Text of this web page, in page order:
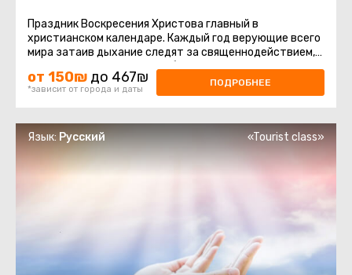
Праздник Воскресения Христова главный в
христианском календаре. Каждый год верующие всего
мира затаив дыхание следят за священнодействием,
происходящим в Храме Гроба ...
от 150₪ до 467₪
*зависит от города и даты
ПОДРОБНЕЕ
Язык: Русский «Tourist class»